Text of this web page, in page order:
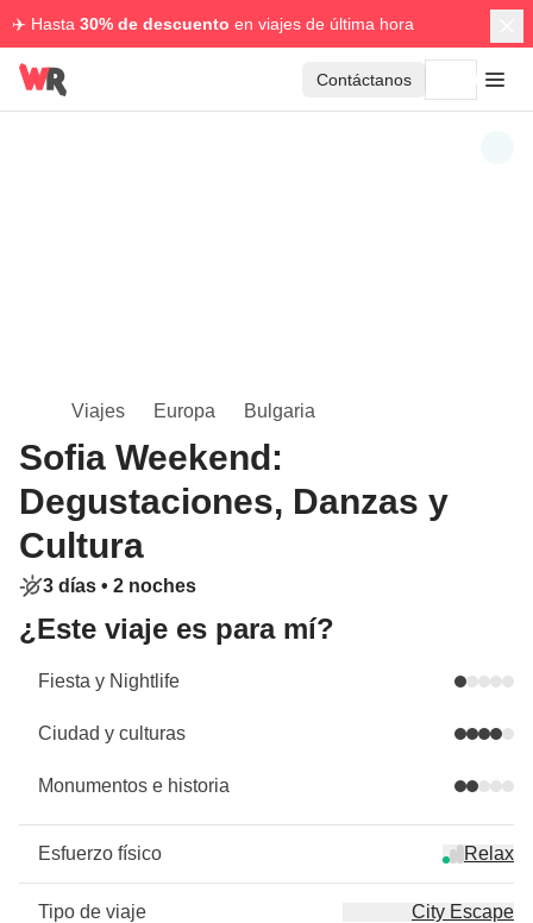
✈️ Hasta 30% de descuento en viajes de última hora
Contáctanos
Viajes Europa Bulgaria
Sofia Weekend:
Degustaciones, Danzas y
Cultura
3 días • 2 noches
¿Este viaje es para mí?
Fiesta y Nightlife
Ciudad y culturas
Monumentos e historia
Esfuerzo físico Relax
Tipo de viaje City Escape